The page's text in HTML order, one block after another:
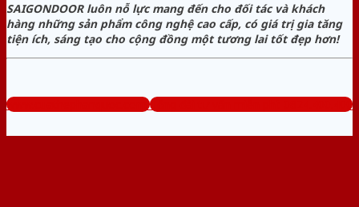
SAIGONDOOR luôn nỗ lực mang đến cho đối tác và khách
hàng những sản phẩm công nghệ cao cấp, có giá trị gia tăng
tiện ích, sáng tạo cho cộng đồng một tương lai tốt đẹp hơn!
www.cuathephanquoc.com Tổng đài tư vấn miễn phí: 0824.400.400